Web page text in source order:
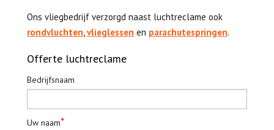
Ons vliegbedrijf verzorgd naast luchtreclame ook
rondvluchten vlieglessen en parachutespringen.
Offerte luchtreclame
Bedrijfsnaam
Uw naam*